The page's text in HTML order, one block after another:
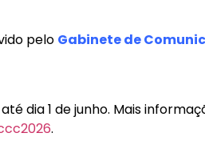
pelo Gabinete de
dia 1 de junho. Mais
.